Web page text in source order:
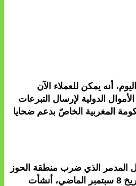
أنه يمكن للعملاء الآن
الدولية لإرسال التبرعات
المغربية الخاصّ بدعم ضحايا
المدمر الذي ضرب منطقة الحوز
في المملكة المغربية بتاريخ 8 سبتمبر الماضي، أنشأت